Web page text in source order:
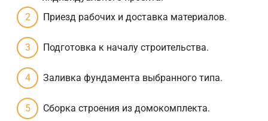
Приезд рабочих и доставка материалов.
Подготовка к началу строительства.
Заливка фундамента выбранного типа.
Сборка строения из домокомплекта.